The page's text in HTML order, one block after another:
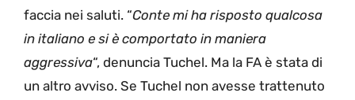
faccia nei saluti. “Conte mi ha risposto qualcosa
in italiano e si è comportato in maniera
aggressiva“, denuncia Tuchel. Ma la FA è stata di
un altro avviso. Se Tuchel non avesse trattenuto